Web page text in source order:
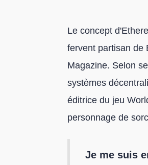
Le concept
fervent partisan de
Magazine. Selon
systèmes
éditrice du jeu
personnage de
Je me suis